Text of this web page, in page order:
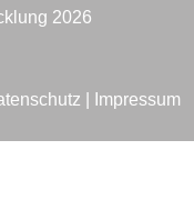
2026
Impressum